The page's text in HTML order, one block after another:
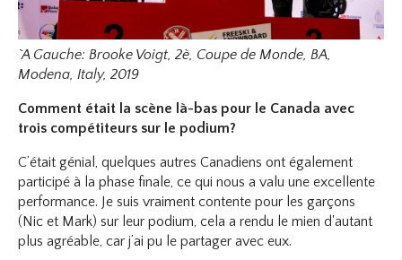
`A Gauche: Brooke Voigt, 2è, Coupe de Monde, BA,
Modena, Italy, 2019
Comment était la scène là-bas pour le Canada avec
trois compétiteurs sur le podium?
C’était génial, quelques autres Canadiens ont également
participé à la phase finale, ce qui nous a valu une excellente
performance. Je suis vraiment contente pour les garçons
(Nic et Mark) sur leur podium, cela a rendu le mien d'autant
plus agréable, car j’ai pu le partager avec eux.